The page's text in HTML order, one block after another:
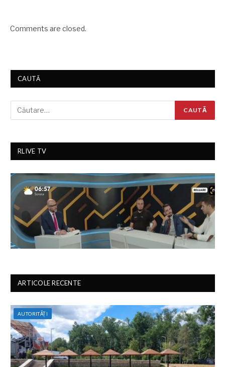
Comments are closed.
CAUTĂ
RLIVE TV
ARTICOLE RECENTE
AUTORITĂȚI